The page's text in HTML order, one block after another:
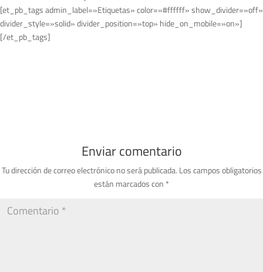
[et_pb_tags admin_label=»Etiquetas» color=»#ffffff» show_divider=»off»
divider_style=»solid» divider_position=»top» hide_on_mobile=»on»]
[/et_pb_tags]
Enviar comentario
Tu dirección de correo electrónico no será publicada. Los campos obligatorios
están marcados con *